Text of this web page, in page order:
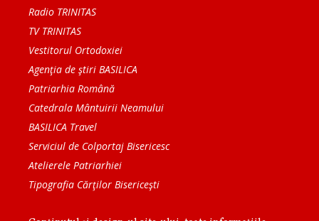
Radio TRINITAS
TV TRINITAS
Vestitorul Ortodoxiei
Agenţia de ştiri BASILICA
Patriarhia Română
Catedrala Mântuirii Neamului
BASILICA Travel
Serviciul de Colportaj Bisericesc
Atelierele Patriarhiei
Tipografia Cărţilor Bisericeşti